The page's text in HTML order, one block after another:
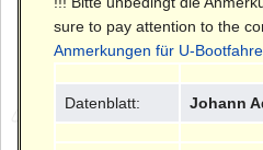
sure to pay attention to the
Anmerkungen für U-
Datenblatt: Johann